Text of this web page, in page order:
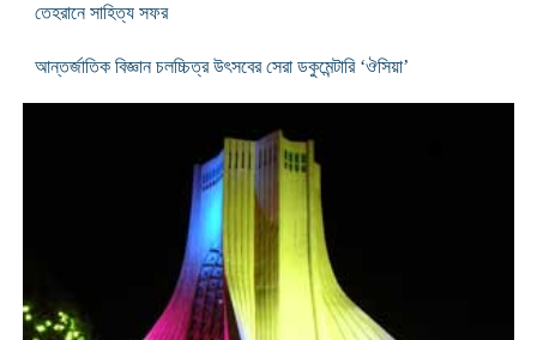
তেহরানে সাহিত্য সফর
আন্তর্জাতিক বিজ্ঞান চলচ্চিত্র উৎসবের সেরা ডকুমেন্টারি ‘ঔসিয়া’